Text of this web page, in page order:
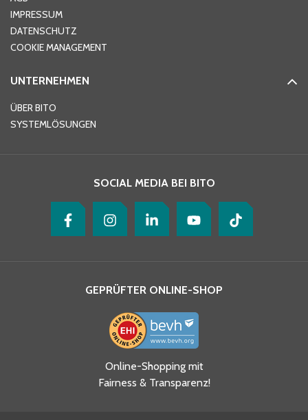
Telefon
Ja, ich habe die
Datenschutzhinweise gelesen
und akzeptiere diese.
IMPRESSUM
DATENSCHUTZ
COOKIE MANAGEMENT
UNTERNEHMEN
ÜBER BITO
SYSTEMLÖSUNGEN
SOCIAL MEDIA BEI BITO
GEPRÜFTER ONLINE-SHOP
Online-Shopping mit
Fairness & Transparenz!